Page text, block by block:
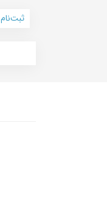
ثبت‌نام